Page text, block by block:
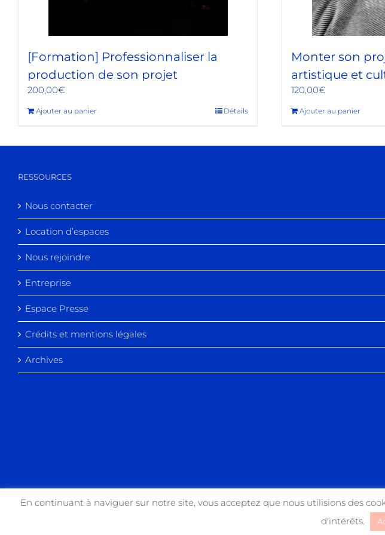
[Formation] Professionnaliser la
production de son projet
200,00€
Ajouter au panier Détails
Monter son
artistique et
120,00€
Ajouter au panier
RESSOURCES
Nous contacter
Location d’espaces
Nous rejoindre
Entreprise
Espace Presse
Crédits et mentions légales
Archives
En continuant à naviguer sur notre site, vous acceptez que nous utilisions des
d'intérêts.